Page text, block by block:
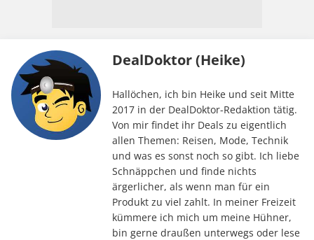
DealDoktor (Heike)
Hallöchen, ich bin Heike und seit Mitte
2017 in der DealDoktor-Redaktion tätig.
Von mir findet ihr Deals zu eigentlich
allen Themen: Reisen, Mode, Technik
und was es sonst noch so gibt. Ich liebe
Schnäppchen und finde nichts
ärgerlicher, als wenn man für ein
Produkt zu viel zahlt. In meiner Freizeit
kümmere ich mich um meine Hühner,
bin gerne draußen unterwegs oder lese